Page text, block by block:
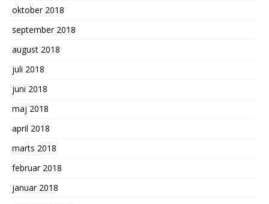
oktober 2018
september 2018
august 2018
juli 2018
juni 2018
maj 2018
april 2018
marts 2018
februar 2018
januar 2018